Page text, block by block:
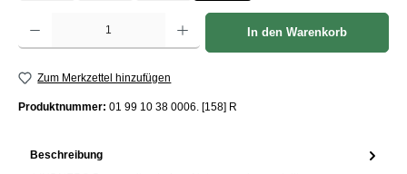
Produkt Anzahl: Gib den gewünschten Wert ein oder benutze die Schaltflächen um die
In den Warenkorb
Zum Merkzettel hinzufügen
Produktnummer: 01 99 10 38 0006. [158] R
Beschreibung